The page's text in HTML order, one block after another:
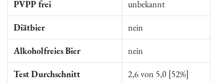
PVPP frei unbekannt
Diätbier nein
Alkoholfreies Bier nein
Test Durchschnitt 2,6 von 5,0 [52%]